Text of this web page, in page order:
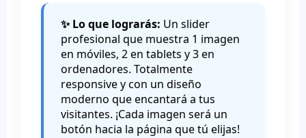
✨ Lo que lograrás: Un slider
profesional que muestra 1 imagen
en móviles, 2 en tablets y 3 en
ordenadores. Totalmente
responsive y con un diseño
moderno que encantará a tus
visitantes. ¡Cada imagen será un
botón hacia la página que tú elijas!